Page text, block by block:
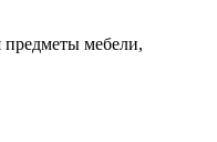
мебели,